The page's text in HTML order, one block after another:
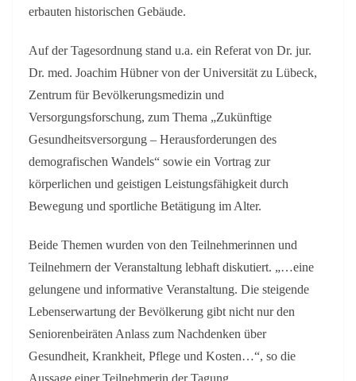
erbauten historischen Gebäude.
Auf der Tagesordnung stand u.a. ein Referat von Dr. jur.
Dr. med. Joachim Hübner von der Universität zu Lübeck,
Zentrum für Bevölkerungsmedizin und
Versorgungsforschung, zum Thema „Zukünftige
Gesundheitsversorgung – Herausforderungen des
demografischen Wandels“ sowie ein Vortrag zur
körperlichen und geistigen Leistungsfähigkeit durch
Bewegung und sportliche Betätigung im Alter.
Beide Themen wurden von den Teilnehmerinnen und
Teilnehmern der Veranstaltung lebhaft diskutiert. „…eine
gelungene und informative Veranstaltung. Die steigende
Lebenserwartung der Bevölkerung gibt nicht nur den
Seniorenbeiräten Anlass zum Nachdenken über
Gesundheit, Krankheit, Pflege und Kosten…“, so die
Aussage einer Teilnehmerin der Tagung.